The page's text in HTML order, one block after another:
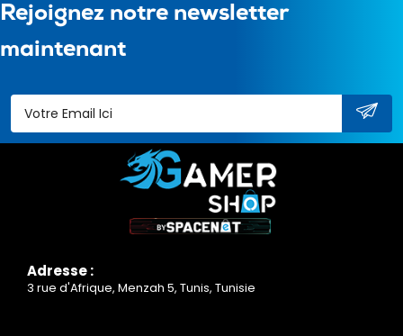
Rejoignez notre newsletter
maintenant
Adresse :
3 rue d'Afrique, Menzah 5, Tunis, Tunisie